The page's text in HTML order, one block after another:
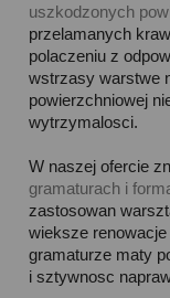
uszkodzonych
przelamanych
polaczeniu z
wstrzasy warstwe
powierzchniowej
wytrzymalosci.
W naszej ofercie
gramaturach i
zastosowan
wieksze
gramaturze maty
i sztywnosc